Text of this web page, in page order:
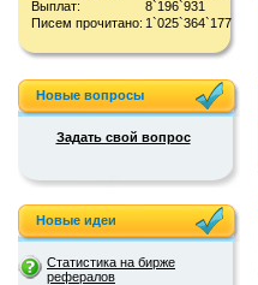
Выплат:
8`196`931
Писем прочитано: 1`025`364`177
Новые вопросы
Задать свой вопрос
Новые идеи
Статистика на бирже
рефералов